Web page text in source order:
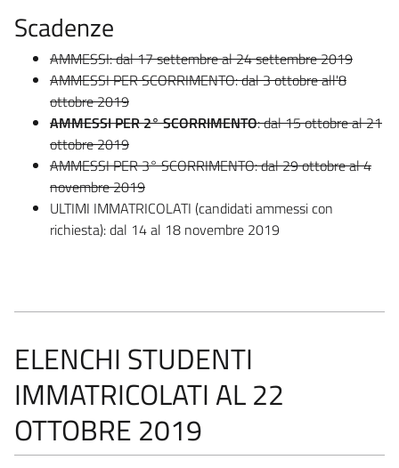
Scadenze
AMMESSI: dal 17 settembre al 24 settembre 2019
AMMESSI PER SCORRIMENTO: dal 3 ottobre all'8
ottobre 2019
AMMESSI PER 2° SCORRIMENTO: dal 15 ottobre al 21
ottobre 2019
AMMESSI PER 3° SCORRIMENTO: dal 29 ottobre al 4
novembre 2019
ULTIMI IMMATRICOLATI (candidati ammessi con
richiesta): dal 14 al 18 novembre 2019
ELENCHI STUDENTI
IMMATRICOLATI AL 22
OTTOBRE 2019